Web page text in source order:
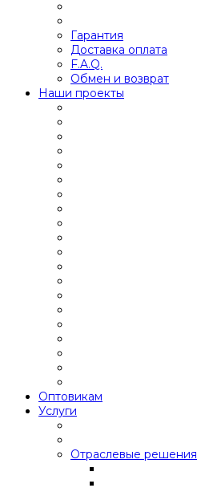
Гарантия
Доставка оплата
F.A.Q.
Обмен и возврат
Наши проекты
Оптовикам
Услуги
Отраслевые решения